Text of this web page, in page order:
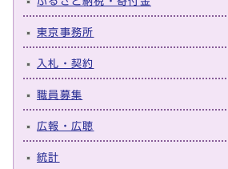
東京事務所
入札・契約
職員募集
広報・広聴
統計